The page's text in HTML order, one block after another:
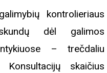
kontrolieriaus
dėl galimos
– trečdaliu
skaičius